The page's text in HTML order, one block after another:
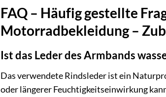
FAQ – Häufig gestellte
Motorradbekleidung –
Ist das Leder des Armbands
Das verwendete Rindsleder ist ein
oder längerer Feuchtigkeitseinwirkung